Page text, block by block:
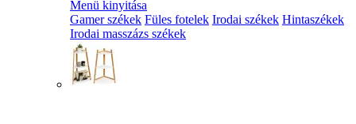
Menü kinyitása
Gamer székek Füles fotelek Irodai székek Hintaszékek
Irodai masszázs székek